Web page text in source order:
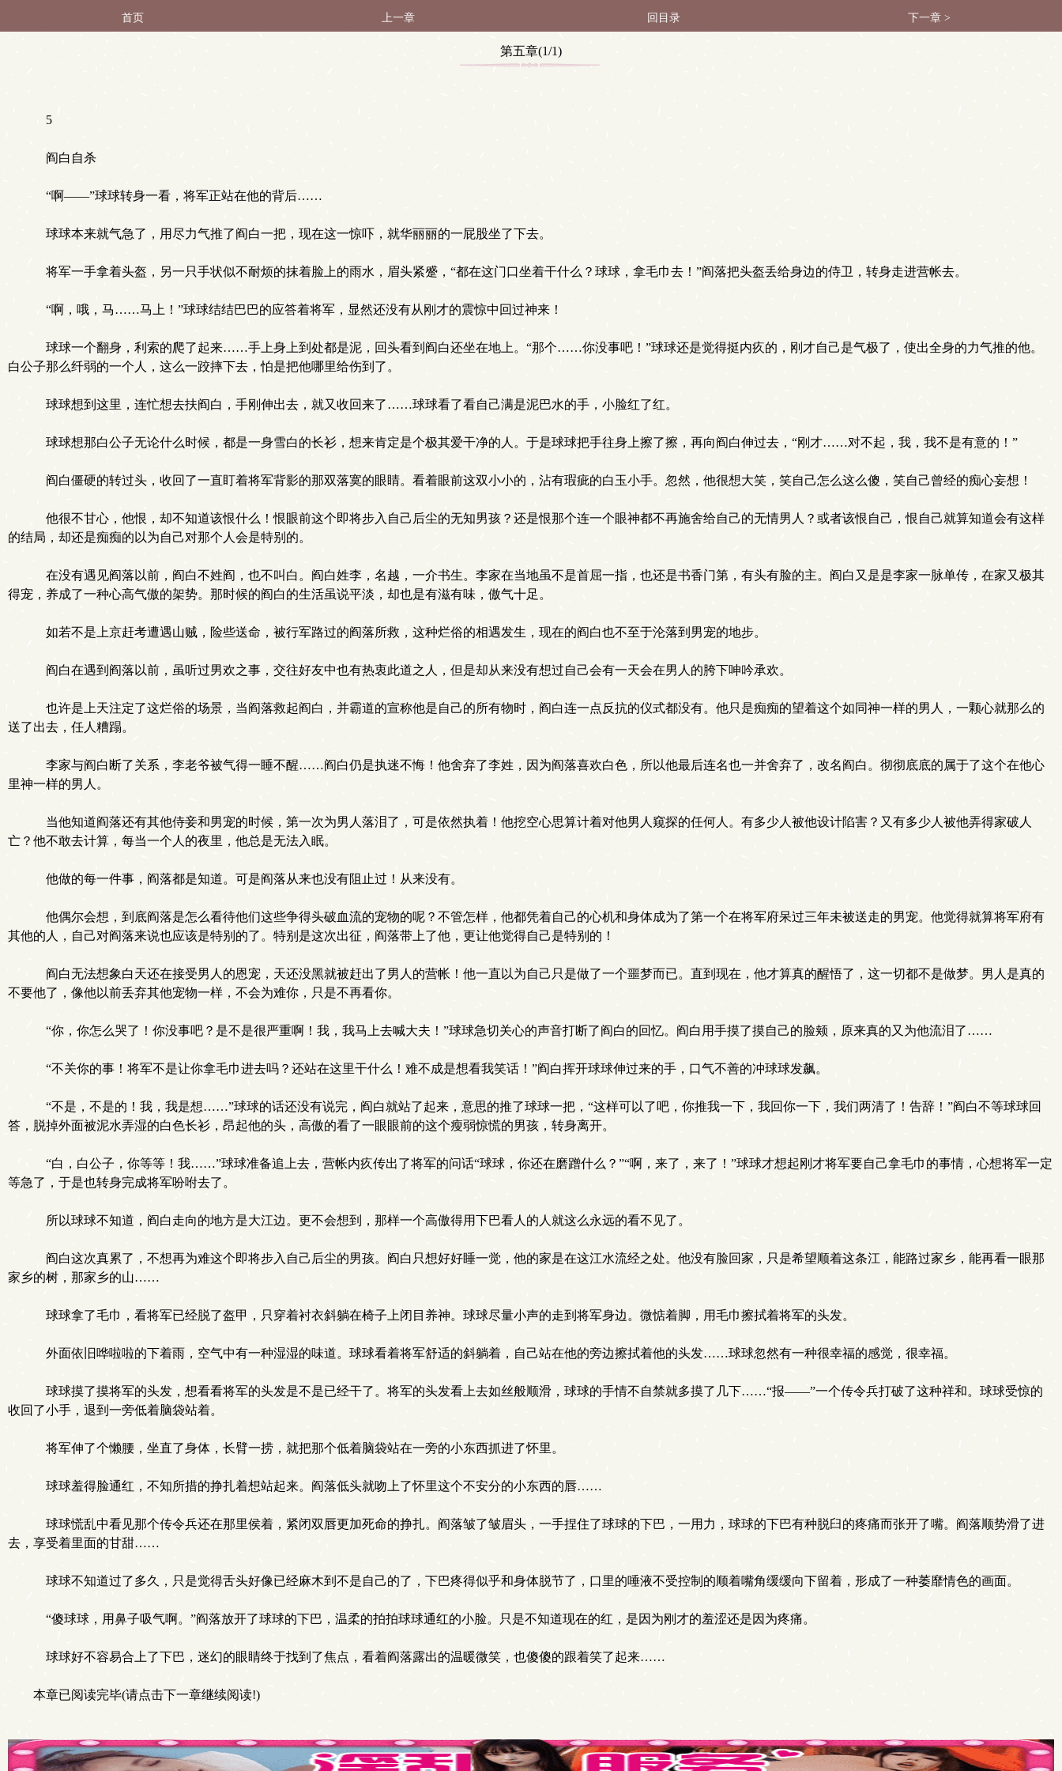
首页 上一章 回目录 下一章 >
第五章(1/1)
5
阎白自杀
“啊——”球球转身一看，将军正站在他的背后……
球球本来就气急了，用尽力气推了阎白一把，现在这一惊吓，就华丽丽的一屁股坐了下去。
将军一手拿着头盔，另一只手状似不耐烦的抹着脸上的雨水，眉头紧蹙，“都在这门口坐着干什么？球球，拿毛巾去！”阎落把头盔丢给身边的侍卫，转身走进营帐去。
“啊，哦，马……马上！”球球结结巴巴的应答着将军，显然还没有从刚才的震惊中回过神来！
球球一个翻身，利索的爬了起来……手上身上到处都是泥，回头看到阎白还坐在地上。“那个……你没事吧！”球球还是觉得挺内疚的，刚才自己是气极了，使出全身的力气推的他。
白公子那么纤弱的一个人，这么一跤摔下去，怕是把他哪里给伤到了。
球球想到这里，连忙想去扶阎白，手刚伸出去，就又收回来了……球球看了看自己满是泥巴水的手，小脸红了红。
球球想那白公子无论什么时候，都是一身雪白的长衫，想来肯定是个极其爱干净的人。于是球球把手往身上擦了擦，再向阎白伸过去，“刚才……对不起，我，我不是有意的！”
阎白僵硬的转过头，收回了一直盯着将军背影的那双落寞的眼睛。看着眼前这双小小的，沾有瑕疵的白玉小手。忽然，他很想大笑，笑自己怎么这么傻，笑自己曾经的痴心妄想！
他很不甘心，他恨，却不知道该恨什么！恨眼前这个即将步入自己后尘的无知男孩？还是恨那个连一个眼神都不再施舍给自己的无情男人？或者该恨自己，恨自己就算知道会有这样
的结局，却还是痴痴的以为自己对那个人会是特别的。
在没有遇见阎落以前，阎白不姓阎，也不叫白。阎白姓李，名越，一介书生。李家在当地虽不是首屈一指，也还是书香门第，有头有脸的主。阎白又是是李家一脉单传，在家又极其
得宠，养成了一种心高气傲的架势。那时候的阎白的生活虽说平淡，却也是有滋有味，傲气十足。
如若不是上京赶考遭遇山贼，险些送命，被行军路过的阎落所救，这种烂俗的相遇发生，现在的阎白也不至于沦落到男宠的地步。
阎白在遇到阎落以前，虽听过男欢之事，交往好友中也有热衷此道之人，但是却从来没有想过自己会有一天会在男人的胯下呻吟承欢。
也许是上天注定了这烂俗的场景，当阎落救起阎白，并霸道的宣称他是自己的所有物时，阎白连一点反抗的仪式都没有。他只是痴痴的望着这个如同神一样的男人，一颗心就那么的
送了出去，任人糟蹋。
李家与阎白断了关系，李老爷被气得一睡不醒……阎白仍是执迷不悔！他舍弃了李姓，因为阎落喜欢白色，所以他最后连名也一并舍弃了，改名阎白。彻彻底底的属于了这个在他心
里神一样的男人。
当他知道阎落还有其他侍妾和男宠的时候，第一次为男人落泪了，可是依然执着！他挖空心思算计着对他男人窥探的任何人。有多少人被他设计陷害？又有多少人被他弄得家破人
亡？他不敢去计算，每当一个人的夜里，他总是无法入眠。
他做的每一件事，阎落都是知道。可是阎落从来也没有阻止过！从来没有。
他偶尔会想，到底阎落是怎么看待他们这些争得头破血流的宠物的呢？不管怎样，他都凭着自己的心机和身体成为了第一个在将军府呆过三年未被送走的男宠。他觉得就算将军府有
其他的人，自己对阎落来说也应该是特别的了。特别是这次出征，阎落带上了他，更让他觉得自己是特别的！
阎白无法想象白天还在接受男人的恩宠，天还没黑就被赶出了男人的营帐！他一直以为自己只是做了一个噩梦而已。直到现在，他才算真的醒悟了，这一切都不是做梦。男人是真的
不要他了，像他以前丢弃其他宠物一样，不会为难你，只是不再看你。
“你，你怎么哭了！你没事吧？是不是很严重啊！我，我马上去喊大夫！”球球急切关心的声音打断了阎白的回忆。阎白用手摸了摸自己的脸颊，原来真的又为他流泪了……
“不关你的事！将军不是让你拿毛巾进去吗？还站在这里干什么！难不成是想看我笑话！”阎白挥开球球伸过来的手，口气不善的冲球球发飙。
“不是，不是的！我，我是想……”球球的话还没有说完，阎白就站了起来，意思的推了球球一把，“这样可以了吧，你推我一下，我回你一下，我们两清了！告辞！”阎白不等球球回
答，脱掉外面被泥水弄湿的白色长衫，昂起他的头，高傲的看了一眼眼前的这个瘦弱惊慌的男孩，转身离开。
“白，白公子，你等等！我……”球球准备追上去，营帐内疚传出了将军的问话“球球，你还在磨蹭什么？”“啊，来了，来了！”球球才想起刚才将军要自己拿毛巾的事情，心想将军一定
等急了，于是也转身完成将军吩咐去了。
所以球球不知道，阎白走向的地方是大江边。更不会想到，那样一个高傲得用下巴看人的人就这么永远的看不见了。
阎白这次真累了，不想再为难这个即将步入自己后尘的男孩。阎白只想好好睡一觉，他的家是在这江水流经之处。他没有脸回家，只是希望顺着这条江，能路过家乡，能再看一眼那
家乡的树，那家乡的山……
球球拿了毛巾，看将军已经脱了盔甲，只穿着衬衣斜躺在椅子上闭目养神。球球尽量小声的走到将军身边。微惦着脚，用毛巾擦拭着将军的头发。
外面依旧哗啦啦的下着雨，空气中有一种湿湿的味道。球球看着将军舒适的斜躺着，自己站在他的旁边擦拭着他的头发……球球忽然有一种很幸福的感觉，很幸福。
球球摸了摸将军的头发，想看看将军的头发是不是已经干了。将军的头发看上去如丝般顺滑，球球的手情不自禁就多摸了几下……“报——”一个传令兵打破了这种祥和。球球受惊的
收回了小手，退到一旁低着脑袋站着。
将军伸了个懒腰，坐直了身体，长臂一捞，就把那个低着脑袋站在一旁的小东西抓进了怀里。
球球羞得脸通红，不知所措的挣扎着想站起来。阎落低头就吻上了怀里这个不安分的小东西的唇……
球球慌乱中看见那个传令兵还在那里侯着，紧闭双唇更加死命的挣扎。阎落皱了皱眉头，一手捏住了球球的下巴，一用力，球球的下巴有种脱臼的疼痛而张开了嘴。阎落顺势滑了进
去，享受着里面的甘甜……
球球不知道过了多久，只是觉得舌头好像已经麻木到不是自己的了，下巴疼得似乎和身体脱节了，口里的唾液不受控制的顺着嘴角缓缓向下留着，形成了一种萎靡情色的画面。
“傻球球，用鼻子吸气啊。”阎落放开了球球的下巴，温柔的拍拍球球通红的小脸。只是不知道现在的红，是因为刚才的羞涩还是因为疼痛。
球球好不容易合上了下巴，迷幻的眼睛终于找到了焦点，看着阎落露出的温暖微笑，也傻傻的跟着笑了起来……
本章已阅读完毕(请点击下一章继续阅读!)